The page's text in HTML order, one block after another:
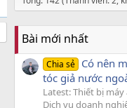
Bài mới nhất
Chia sẻ Có nên
tóc giả nước
Latest: Thiết bị máy
Dịch vụ doanh